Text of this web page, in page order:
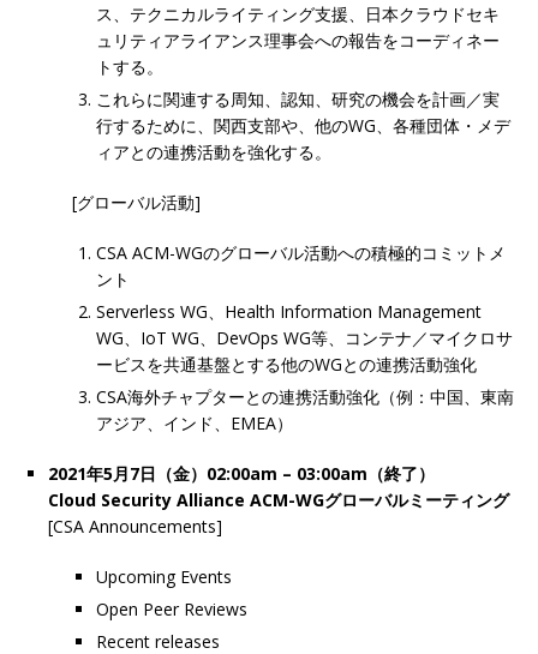
ス、テクニカルライティング支援、日本クラウドセキ
ュリティアライアンス理事会への報告をコーディネー
トする。
これらに関連する周知、認知、研究の機会を計画／実
行するために、関西支部や、他のWG、各種団体・メデ
ィアとの連携活動を強化する。
[グローバル活動]
CSA ACM-WGのグローバル活動への積極的コミットメ
ント
Serverless WG、Health Information Management
WG、IoT WG、DevOps WG等、コンテナ／マイクロサ
ービスを共通基盤とする他のWGとの連携活動強化
CSA海外チャプターとの連携活動強化（例：中国、東南
アジア、インド、EMEA）
2021年5月7日（金）02:00am – 03:00am（終了）
Cloud Security Alliance ACM-WGグローバルミーティング
[CSA Announcements]
Upcoming Events
Open Peer Reviews
Recent releases